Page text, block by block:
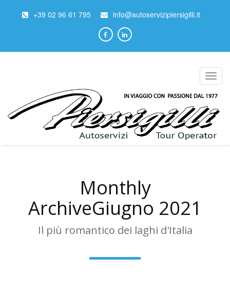
+39 02 96 61 795 info@autoservizipiersigilli.it
Monthly
ArchiveGiugno 2021
Il più romantico dei laghi d'Italia